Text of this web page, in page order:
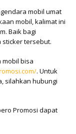
mobil umat
mobil, kalimat ini
Baik bagi
tersebut.
mobil bisa
. Untuk
silahkan hubungi
Promosi dapat